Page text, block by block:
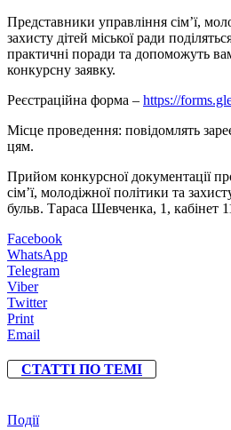
Представники управління сім’ї,
захисту дітей міської ради
практичні поради та допоможуть
конкурсну заявку.
Реєстраційна форма – https://
Місце проведення: повідомлять
цям.
Прийом конкурсної документації
сім’ї, молодіжної політики та
бульв. Тараса Шевченка, 1, кабінет
Facebook
WhatsApp
Telegram
Viber
Twitter
Print
Email
СТАТТІ ПО ТЕМІ
Події